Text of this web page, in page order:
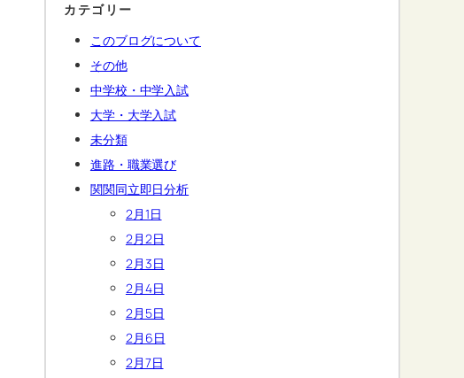
カテゴリー
このブログについて
その他
中学校・中学入試
大学・大学入試
未分類
進路・職業選び
関関同立即日分析
2月1日
2月2日
2月3日
2月4日
2月5日
2月6日
2月7日